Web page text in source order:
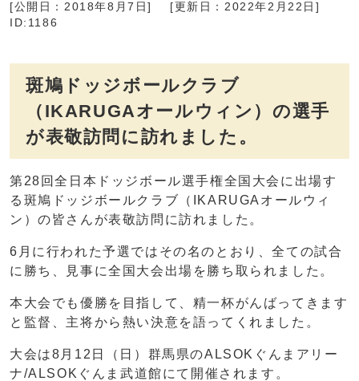
[公開日：2018年8月7日]
[更新日：2022年2月22日]
ID:1186
斑鳩ドッジボールクラブ
（IKARUGAオールウィン）の選手
が表敬訪問に訪れました。
第28回全日本ドッジボール選手権全国大会に出場す
る斑鳩ドッジボールクラブ（IKARUGAオールウィ
ン）の皆さんが表敬訪問に訪れました。
6月に行われた予選ではその名のとおり、全ての試合
に勝ち、見事に全国大会出場を勝ち取られました。
本大会でも優勝を目指して、精一杯がんばってきます
と監督、主将から熱い決意を語ってくれました。
大会は8月12日（日）群馬県のALSOKぐんまアリー
ナ/ALSOKぐんま武道館にて開催されます。